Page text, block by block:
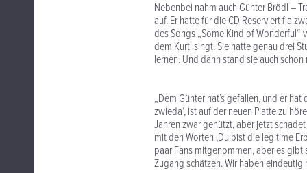
Nebenbei nahm auch Günter Brödl –
auf. Er hatte für die CD Reserviert fia
des Songs „Some Kind of
dem Kurtl singt. Sie hatte genau drei
lernen. Und dann stand sie auch
„Dem Günter hat’s gefallen, und er
zwieda‘, ist auf der neuen Platte zu
Jahren zwar genützt, aber jetzt
mit den Worten ,Du bist die legitime
paar Fans mitgenommen, aber es
Zugang schätzen. Wir haben eindeutig